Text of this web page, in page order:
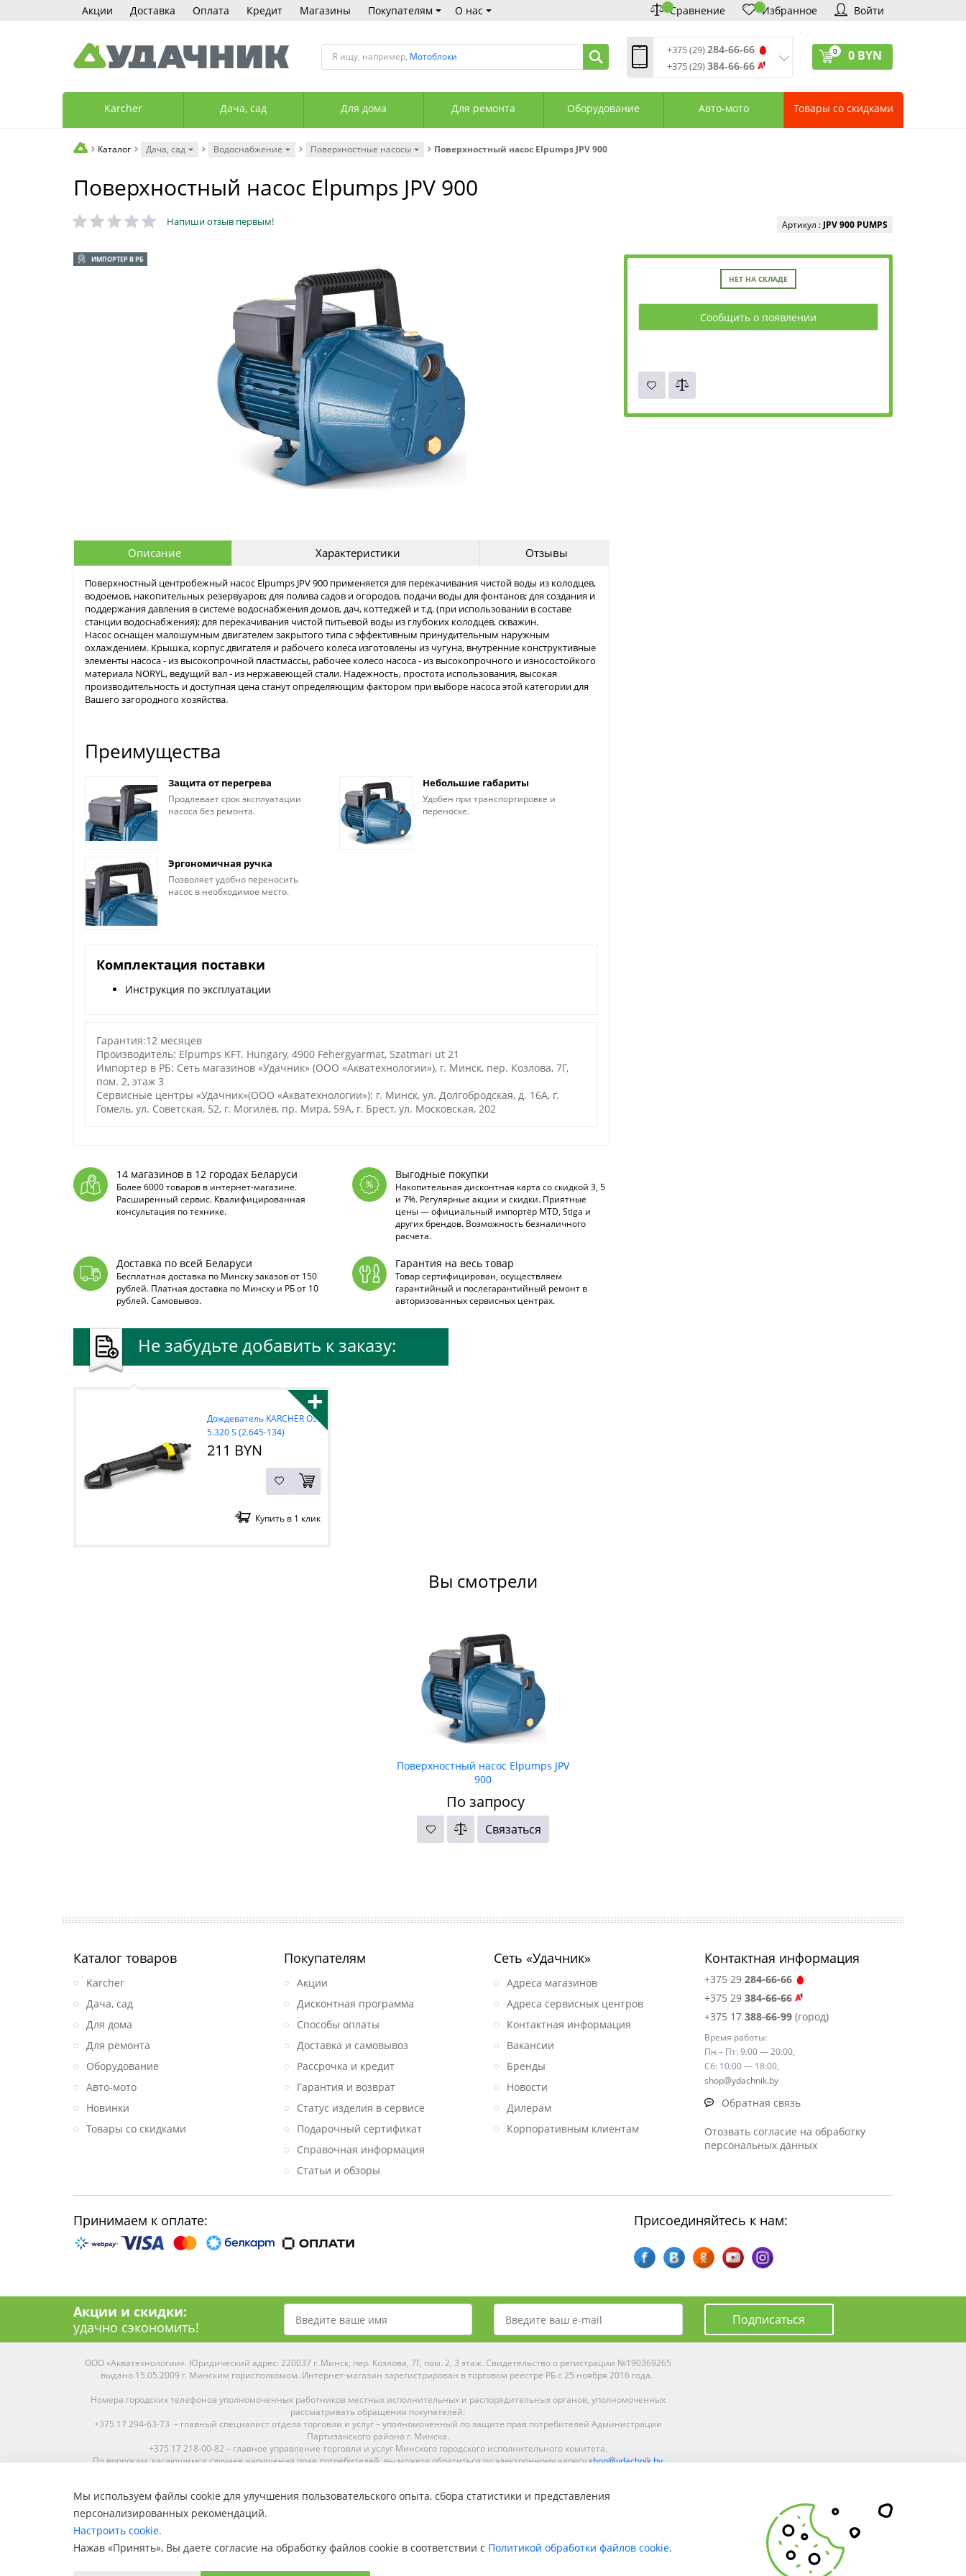
Акции Доставка Оплата Кредит Магазины Покупателям О нас Сравнение Избранное Войти
Я ищу, например, Мотоблоки +375 (29)284-66-66
+375 (29)384-66-66
Сб: 10:00—18:00
0 0 BYN
Karcher Дача, сад Для дома Для ремонта Оборудование Авто-мото Товары со скидками
Каталог Дача, сад Водоснабжение Поверхностные насосы Поверхностный насос Elpumps JPV 900
Поверхностный насос Elpumps JPV 900
Напиши отзыв первым!
ИМПОРТЕР В РБ
Артикул : JPV 900 PUMPS
НЕТ НА СКЛАДЕ
Сообщить о появлении
Описание Характеристики Отзывы
Поверхностный центробежный насос Elpumps JPV 900 применяется для перекачивания чистой воды из колодцев,
водоемов, накопительных резервуаров; для полива садов и огородов, подачи воды для фонтанов; для создания и
поддержания давления в системе водоснабжения домов, дач, коттеджей и т.д. (при использовании в составе
станции водоснабжения); для перекачивания чистой питьевой воды из глубоких колодцев, скважин.
Насос оснащен малошумным двигателем закрытого типа с эффективным принудительным наружным
охлаждением. Крышка, корпус двигателя и рабочего колеса изготовлены из чугуна, внутренние конструктивные
элементы насоса - из высокопрочной пластмассы, рабочее колесо насоса - из высокопрочного и износостойкого
материала NORYL, ведущий вал - из нержавеющей стали. Надежность, простота использования, высокая
производительность и доступная цена станут определяющим фактором при выборе насоса этой категории для
Вашего загородного хозяйства.
Преимущества
Защита от перегрева
Продлевает срок эксплуатации
насоса без ремонта.
Небольшие габариты
Удобен при транспортировке и
переноске.
Эргономичная ручка
Позволяет удобно переносить
насос в необходимое место.
Комплектация поставки
Инструкция по эксплуатации
Гарантия:12 месяцев
Производитель: Elpumps KFT. Hungary, 4900 Fehergyarmat, Szatmari ut 21
Импортер в РБ: Сеть магазинов «Удачник» (ООО «Акватехнологии»), г. Минск, пер. Козлова, 7Г,
пом. 2, этаж 3
Сервисные центры «Удачник»(ООО «Акватехнологии»): г. Минск, ул. Долгобродская, д. 16А, г.
Гомель, ул. Советская, 52, г. Могилёв, пр. Мира, 59А, г. Брест, ул. Московская, 202
14 магазинов в 12 городах Беларуси
Более 6000 товаров в интернет-магазине.
Расширенный сервис. Квалифицированная
консультация по технике.
Выгодные покупки
Накопительная дисконтная карта со скидкой 3, 5
и 7%. Регулярные акции и скидки. Приятные
цены — официальный импортёр MTD, Stiga и
других брендов. Возможность безналичного
расчета.
Доставка по всей Беларуси
Бесплатная доставка по Минску заказов от 150
рублей. Платная доставка по Минску и РБ от 10
рублей. Самовывоз.
Гарантия на весь товар
Товар сертифицирован, осуществляем
гарантийный и послегарантийный ремонт в
авторизованных сервисных центрах.
Не забудьте добавить к заказу:
+
Дождеватель KARCHER OS
5.320 S (2.645-134)
211 BYN
Купить в 1 клик
Вы смотрели
Поверхностный насос Elpumps JPV
900
По запросу
Связаться
Каталог товаров
Karcher
Дача, сад
Для дома
Для ремонта
Оборудование
Авто-мото
Новинки
Товары со скидками
Покупателям
Акции
Дисконтная программа
Способы оплаты
Доставка и самовывоз
Рассрочка и кредит
Гарантия и возврат
Статус изделия в сервисе
Подарочный сертификат
Справочная информация
Статьи и обзоры
Сеть «Удачник»
Адреса магазинов
Адреса сервисных центров
Контактная информация
Вакансии
Бренды
Новости
Дилерам
Корпоративным клиентам
Контактная информация
+375 29 284-66-66
+375 29 384-66-66
+375 17 388-66-99(город)
Время работы:
Пн – Пт: 9:00 — 20:00,
Сб: 10:00 — 18:00,
shop@ydachnik.by
Обратная связь
Отозвать согласие на обработку
персональных данных
Принимаем к оплате: Присоединяйтесь к нам:
Акции и скидки:
удачно сэкономить!
Подписаться
ООО «Акватехнологии». Юридический адрес: 220037 г. Минск, пер. Козлова, 7Г, пом. 2, 3 этаж. Свидетельство о регистрации №190369265
выдано 15.05.2009 г. Минским горисполкомом. Интернет-магазин зарегистрирован в торговом реестре РБ с 25 ноября 2016 года.
Номера городских телефонов уполномоченных работников местных исполнительных и распорядительных органов, уполномоченных
рассматривать обращения покупателей:
+375 17 294-63-73 – главный специалист отдела торговли и услуг – уполномоченный по защите прав потребителей Администрации
Партизанского района г. Минска.
+375 17 218-00-82 – главное управление торговли и услуг Минского городского исполнительного комитета.
По вопросам, касающимся случаев нарушения прав потребителей, вы можете обратиться по электронному адресуshop@ydachnik.by
Средняя оценка:4.9 из5на основании голосования10наших покупателей
Наши магазины представлены в Минске, Бресте, Витебске, Гомеле, Гродно, Могилеве, Бобруйске, Барановичах, Молодечно, Новополоцке,
Мы используем файлы cookie для улучшения пользовательского опыта, сбора статистики и представления
персонализированных рекомендаций.
Настроить cookie.
Нажав «Принять», Вы даете согласие на обработку файлов cookie в соответствии с Политикой обработки файлов cookie.